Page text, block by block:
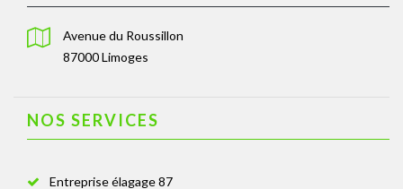
Avenue du Roussillon
87000 Limoges
NOS SERVICES
Entreprise élagage 87